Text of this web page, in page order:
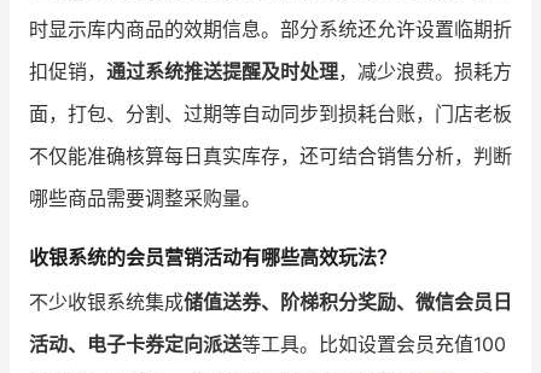
时显示库内商品的效期信息。部分系统还允许设置临期折
扣促销， 通过系统推送提醒及时处理，减少浪费。损耗方
面，打包、分割、过期等自动同步到损耗台账，门店老板
不仅能准确核算每日真实库存，还可结合销售分析，判断
哪些商品需要调整采购量。
收银系统的会员营销活动有哪些高效玩法？
不少收银系统集成储值送券、阶梯积分奖励、微信会员日
活动、电子卡券定向派送等工具。比如设置会员充值100